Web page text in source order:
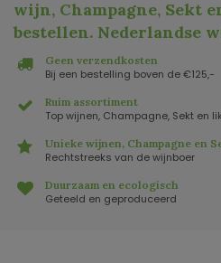
wijn, Champagne, Sekt
bestellen. Nederlandse
Geen verzendkosten
Bij een bestelling boven de €125,-
Ruim assortiment
Top wijnen, Champagne, Sekt en
Unieke wijnen, Champagne en
Rechtstreeks van de wijnboer
Duurzaam en ecologisch
Geteeld en geproduceerd